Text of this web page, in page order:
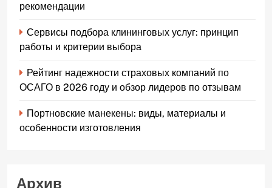
рекомендации
Сервисы подбора клининговых услуг: принцип
работы и критерии выбора
Рейтинг надежности страховых компаний по
ОСАГО в 2026 году и обзор лидеров по отзывам
Портновские манекены: виды, материалы и
особенности изготовления